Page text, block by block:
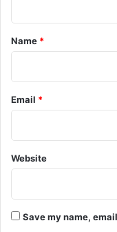
*
Name *
Email *
Website
Save my name,